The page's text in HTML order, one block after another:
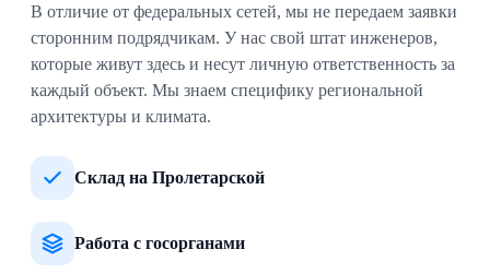
В отличие от федеральных сетей, мы не передаем заявки
сторонним подрядчикам. У нас свой штат инженеров,
которые живут здесь и несут личную ответственность за
каждый объект. Мы знаем специфику региональной
архитектуры и климата.
Склад на Пролетарской
Работа с госорганами